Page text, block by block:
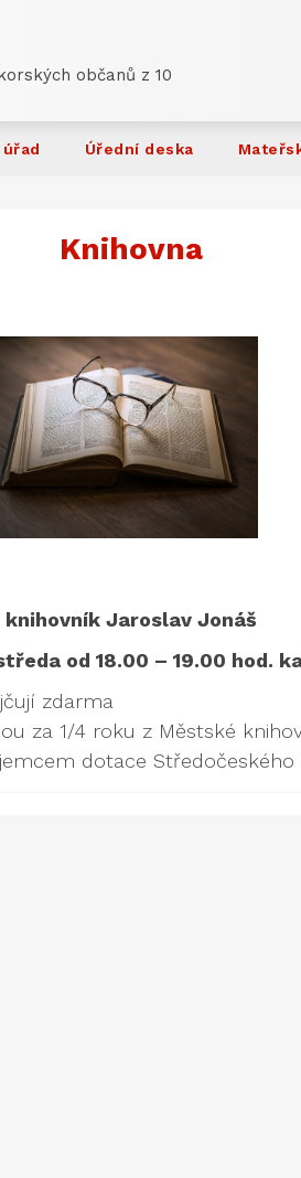
občanů z 10
Úřední deska
Knihovna
knihovník Jaroslav Jonáš
od 18.00 – 19.00 hod.
zdarma
za 1/4 roku z Městské
dotace Středočeského